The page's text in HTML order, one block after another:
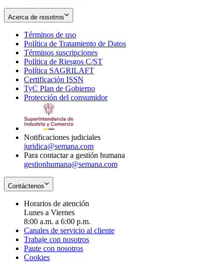
Acerca de nosotros
Términos de uso
in
new
window
Política de Tratamiento de Datos
Términos suscripciones
in
Política de Riesgos C/ST
Política SAGRILAFT
new
window
Certificación ISSN
in
new
TyC Plan de Gobierno
in
Protección del consumidorOpens
Notificaciones judiciales
juridica@semana.com
Para contactar a gestión humana
gestionhumana@semana.com
Contáctenos
Horarios de atención
Lunes a Viernes
8:00 a.m. a 6:00 p.m.
Canales de servicio al cliente
Trabaje con nosotros
Paute con nosotros
Cookies